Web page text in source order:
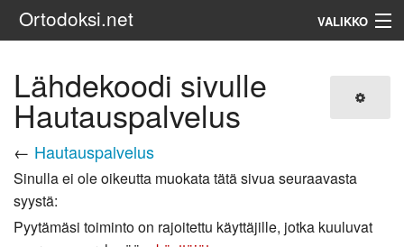
Ortodoksi.net VALIKKO
Haku
Lähdekoodi sivulle
Hautauspalvelus
← Hautauspalvelus
Sinulla ei ole oikeutta muokata tätä sivua seuraavasta
syystä:
Pyytämäsi toiminto on rajoitettu käyttäjille, jotka kuuluvat